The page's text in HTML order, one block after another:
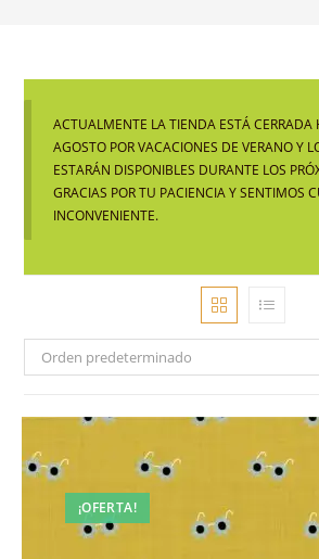
ACTUALMENTE LA TIENDA ESTÁ CERRADA
AGOSTO POR VACACIONES DE VERANO Y
ESTARÁN DISPONIBLES DURANTE LOS
GRACIAS POR TU PACIENCIA Y SENTIMOS
INCONVENIENTE.
Orden predeterminado
¡OFERTA!